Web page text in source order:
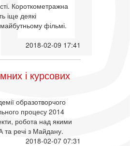
Короткометражна
іще деякі
фільмі.
2018-02-09 17:41
і курсових
образотворчого
процесу 2014
робота над якими
та речі з Майдану.
2018-02-07 07:31